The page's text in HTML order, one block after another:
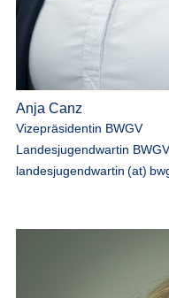
Anja Canz
Vizepräsidentin BWGV
Landesjugendwartin BWGV
landesjugendwartin (at)